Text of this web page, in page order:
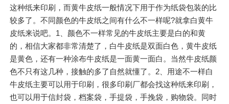
这种纸来印刷，而黄牛皮纸一般情况下用于作为纸袋包装的比
较多了。不同颜色的牛皮纸之间有什么不一样呢?就拿白黄牛
皮纸来说吧。1、颜色不一样常见的牛皮纸主要是白的和黄
的，相信大家都非常清楚了，白牛皮纸是双面白色，黄牛皮纸
是黄色，还有一种涂布牛皮纸是一面黄一面白。当然牛皮纸颜
色不只有这几种，接触的多了自然就懂了。2、用途不一样白
牛皮纸主要可以用于印刷，很多印刷厂都会找这种纸来印刷，
也可以用于信封袋，档案袋，手提袋，手挽袋，购物袋。同时